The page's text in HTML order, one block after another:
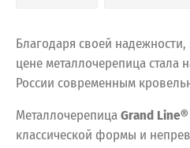
Благодаря своей надежности,
цене металлочерепица стала
России современным
МеталлочерепицаGrand Line®
классической формы и